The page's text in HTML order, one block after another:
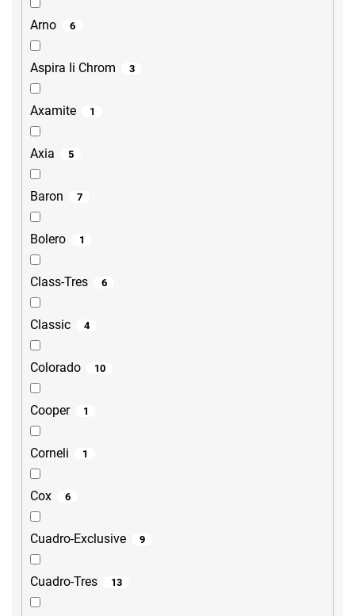
Arno 6
Aspira Ii Chrom 3
Axamite 1
Axia 5
Baron 7
Bolero 1
Class-Tres 6
Classic 4
Colorado 10
Cooper 1
Corneli 1
Cox 6
Cuadro-Exclusive 9
Cuadro-Tres 13